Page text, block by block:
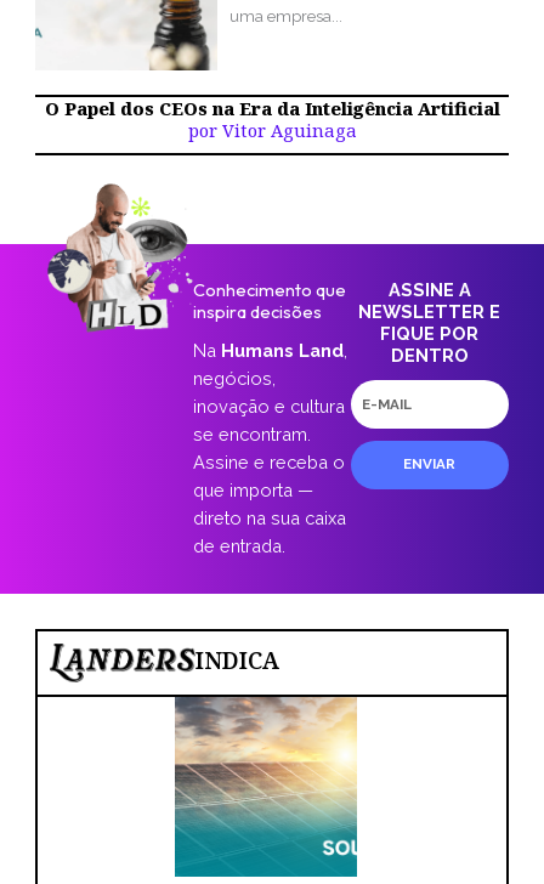
uma empresa...
O Papel dos CEOs na Era da Inteligência Artificial
por Vitor Aguinaga
Conhecimento que
inspira decisões
Na Humans Land
negócios,
inovação e cultura
se encontram.
Assine e receba o
que importa —
direto na sua caixa
de entrada.
ASSINE A
NEWSLETTER E
FIQUE POR
DENTRO
E-
mail
ENVIAR
INDICA